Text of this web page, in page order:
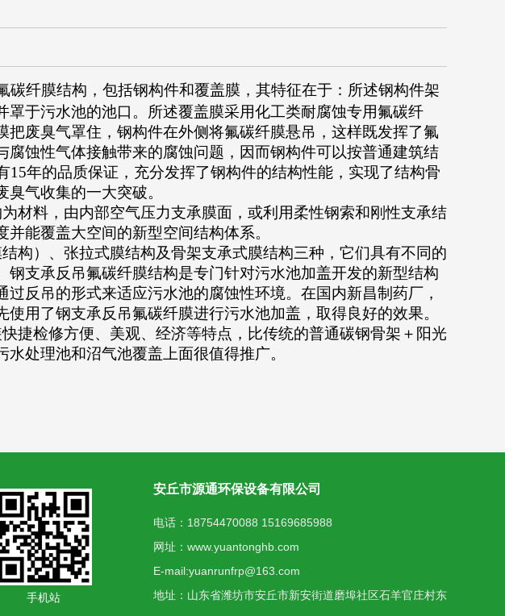
纤膜结构，包括钢构件和覆盖膜，其特征在于：所述钢构件架
于污水池的池口。所述覆盖膜采用化工类耐腐蚀专用氟碳纤
废臭气罩住，钢构件在外侧将氟碳纤膜悬吊，这样既发挥了氟
蚀性气体接触带来的腐蚀问题，因而钢构件可以按普通建筑结
年的品质保证，充分发挥了钢构件的结构性能，实现了结构骨
臭气收集的一大突破。
材料，由内部空气压力支承膜面，或利用柔性钢索和刚性支承结
能覆盖大空间的新型空间结构体系。
构）、张拉式膜结构及骨架支承式膜结构三种，它们具有不同的
支承反吊氟碳纤膜结构是专门针对污水池加盖开发的新型结构
反吊的形式来适应污水池的腐蚀性环境。在国内新昌制药厂，
用了钢支承反吊氟碳纤膜进行污水池加盖，取得良好的效果。
捷检修方便、美观、经济等特点，比传统的普通碳钢骨架＋阳光
处理池和沼气池覆盖上面很值得推广。
手机站
安丘市源通环保设备有限公司
电话：18754470088 15169685988
网址：www.yuantonghb.com
E-mail:yuanrunfrp@163.com
地址：山东省潍坊市安丘市新安街道磨埠社区石羊官庄村东